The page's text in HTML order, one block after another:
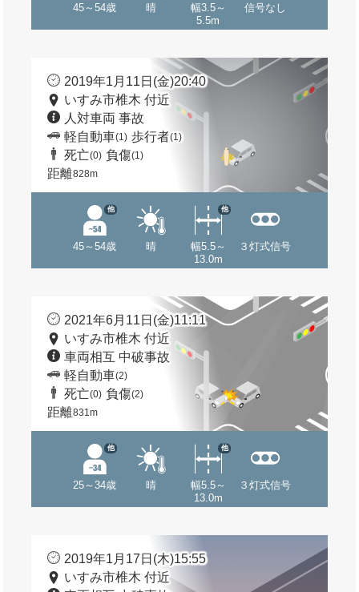
45～54歳 晴
幅3.5～
5.5m
信号なし
2019年1月11日(金)20:40
いすみ市椎木 付近
人対車両 事故
軽自動車(1) 歩行者(1)
死亡(0) 負傷(1)
距離828m
45～54歳
他
晴
幅5.5～
13.0m
他
３灯式信号
2021年6月11日(金)11:11
いすみ市椎木 付近
車両相互 中破事故
軽自動車(2)
死亡(0) 負傷(2)
距離831m
25～34歳
他
晴
幅5.5～
13.0m
他
３灯式信号
2019年1月17日(木)15:55
いすみ市椎木 付近